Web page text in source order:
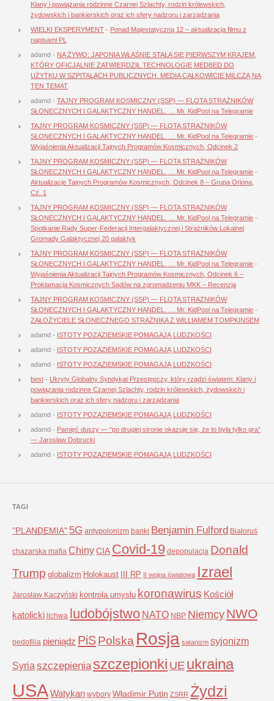
Klany i powiązania rodzinne Czarnej Szlachty, rodzin królewskich,
żydowskich i bankierskich oraz ich sfery nadzoru i zarządzania
WIELKI EKSPERYMENT - Ponad Majestatyczną 12 – aktualizacja filmu z
napisami PL
adamd - NA ŻYWO: JAPONIA WŁAŚNIE STAŁA SIĘ PIERWSZYM KRAJEM,
KTÓRY OFICJALNIE ZATWIERDZIŁ TECHNOLOGIĘ MEDBED DO
UŻYTKU W SZPITALACH PUBLICZNYCH. MEDIA CAŁKOWICIE MILCZĄ NA
TEN TEMAT
adamd - TAJNY PROGRAM KOSMICZNY (SSP) — FLOTA STRAŻNIKÓW
SŁONECZNYCH I GALAKTYCZNY HANDEL. … Mr. KidPool na Telegramie
TAJNY PROGRAM KOSMICZNY (SSP) — FLOTA STRAŻNIKÓW
SŁONECZNYCH I GALAKTYCZNY HANDEL. … Mr. KidPool na Telegramie -
Wyjaśnienia Aktualizacji Tajnych Programów Kosmicznych, Odcinek 2
TAJNY PROGRAM KOSMICZNY (SSP) — FLOTA STRAŻNIKÓW
SŁONECZNYCH I GALAKTYCZNY HANDEL. … Mr. KidPool na Telegramie -
Aktualizacje Tajnych Programów Kosmicznych, Odcinek 8 – Grupa Oriona,
Cz. 1
TAJNY PROGRAM KOSMICZNY (SSP) — FLOTA STRAŻNIKÓW
SŁONECZNYCH I GALAKTYCZNY HANDEL. … Mr. KidPool na Telegramie -
Spotkanie Rady Super-Federacji Intergalaktycznej i Strażników Lokalnej
Gromady Galaktycznej 20 galaktyk
TAJNY PROGRAM KOSMICZNY (SSP) — FLOTA STRAŻNIKÓW
SŁONECZNYCH I GALAKTYCZNY HANDEL. … Mr. KidPool na Telegramie -
Wyjaśnienia Aktualizacji Tajnych Programów Kosmicznych, Odcinek 6 –
Proklamacja Kosmicznych Sądów na zgromadzeniu MKK – Recenzja
TAJNY PROGRAM KOSMICZNY (SSP) — FLOTA STRAŻNIKÓW
SŁONECZNYCH I GALAKTYCZNY HANDEL. … Mr. KidPool na Telegramie -
ZAŁOŻYCIELE SŁONECZNEGO STRAŻNIKA Z WILLIAMEM TOMPKINSEM
adamd - ISTOTY POZAZIEMSKIE POMAGAJĄ LUDZKOŚCI
adamd - ISTOTY POZAZIEMSKIE POMAGAJĄ LUDZKOŚCI
adamd - ISTOTY POZAZIEMSKIE POMAGAJĄ LUDZKOŚCI
best - Ukryty Globalny Syndykat Przestępczy, który rządzi światem: Klany i
powiązania rodzinne Czarnej Szlachty, rodzin królewskich, żydowskich i
bankierskich oraz ich sfery nadzoru i zarządzania
adamd - ISTOTY POZAZIEMSKIE POMAGAJĄ LUDZKOŚCI
adamd - Pamięć duszy — “po drugiej stronie okazuje się, że to była tylko gra”
— Jarosław Dobrucki
adamd - ISTOTY POZAZIEMSKIE POMAGAJĄ LUDZKOŚCI
TAGI
"PLANDEMIA" 5G antypolonizm banki Benjamin Fulford Białoruś
chazarska mafia ChinyCIA Covid-19 depopulacja Donald
Trump globalizm Holokaust III RP II wojna światowa Izrael
Jarosław Kaczyński kontrola umysłu koronawirus Kościół
katolicki lichwa ludobójstwo NATO NBP NiemcyNWO
pedofilia pieniądz PiSPolska Rosja satanizm syjonizm
Syria szczepienia szczepionki UE ukraina
USAWatykan wybory Władimir Putin ZSRR Żydzi